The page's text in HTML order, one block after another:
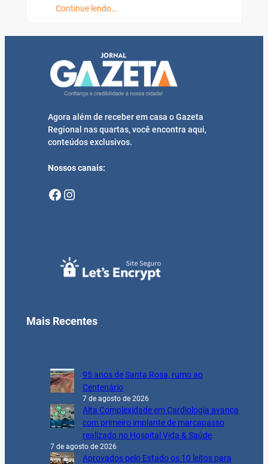
Continue lendo…
Agora além de receber em casa o Gazeta
Regional nas quartas, você encontra aqui,
conteúdos exclusivos.
Nossos canais:
Facebook Instagram
Mais Recentes
95 anos de Santa Rosa, rumo ao
Centenário
7 de agosto de 2026
Alta Complexidade em Cardiologia avança
com primeiro implante de marcapasso
realizado no Hospital Vida & Saúde
7 de agosto de 2026
Aprovados pelo Estado os 10 leitos para